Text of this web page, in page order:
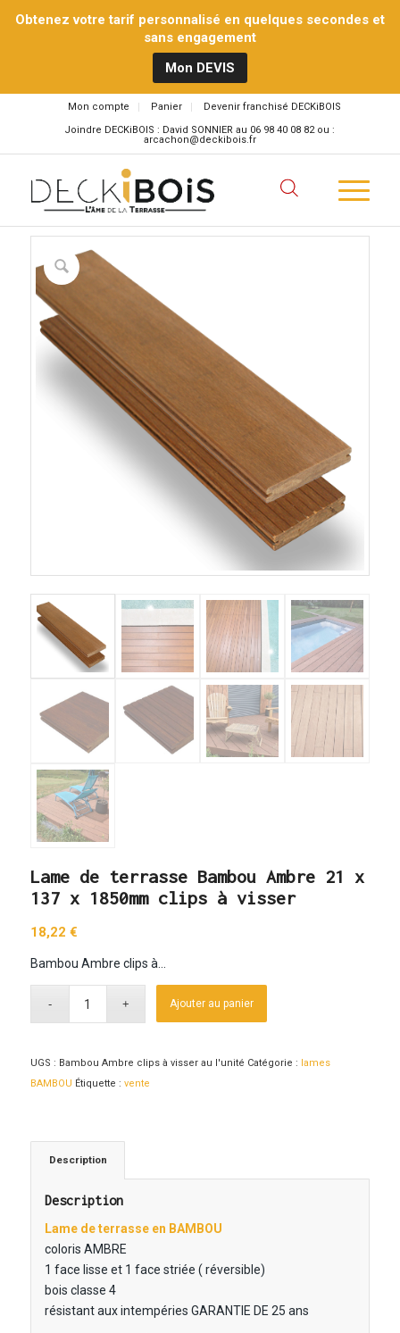
Obtenez votre tarif personnalisé en quelques secondes et
sans engagement
Mon DEVIS
Mon compte Panier
Devenir franchisé DECKiBOIS
Joindre DECKiBOIS : David SONNIER au 06 98 40 08 82 ou :
arcachon@deckibois.fr
Lame de terrasse Bambou Ambre 21 x
137 x 1850mm clips à visser
18,22 €
Bambou Ambre clips à…
Ajouter au panier
UGS : Bambou Ambre clips à visser au l'unité Catégorie : lames
BAMBOU Étiquette : vente
Description
Description
Lame de terrasse en BAMBOU
coloris AMBRE
1 face lisse et 1 face striée ( réversible)
bois classe 4
résistant aux intempéries GARANTIE DE 25 ans